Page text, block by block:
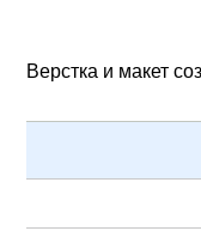
Верстка и макет